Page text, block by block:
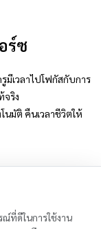
ร์ซ
มีเวลาไปโฟกัสกับการ
จริง
มัติ คืนเวลาชีวิตให้
ที่ดีในการใช้งาน